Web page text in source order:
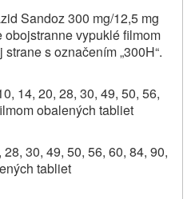
Sandoz 300 mg/12,5 mg
vypuklé filmom
s označením „300H“.
14, 20, 28, 30, 49, 50, 56,
obalených tabliet
28, 30, 49, 50, 56, 60, 84, 90,
tabliet